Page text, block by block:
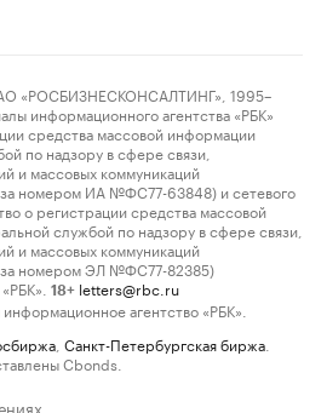
«РОСБИЗНЕСКОНСАЛТИНГ», 1995–
информационного агентства «РБК»
средства массовой информации
по надзору в сфере связи,
и массовых коммуникаций
номером ИА №ФС77-63848) и сетевого
о регистрации средства массовой
службой по надзору в сфере связи,
и массовых коммуникаций
за номером ЭЛ №ФС77-82385)
18+ letters@rbc.ru
агентство «РБК».
Санкт-Петербургская биржа
Cbonds.